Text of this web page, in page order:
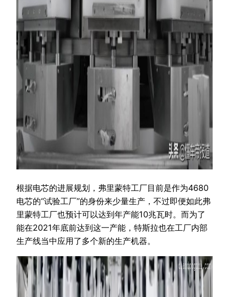
根据电芯的进展规划，弗里蒙特工厂目前是作为4680
电芯的“试验工厂”的身份来少量生产，不过即便如此弗
里蒙特工厂也预计可以达到年产能10兆瓦时。而为了
能在2021年底前达到这一产能，特斯拉也在工厂内部
生产线当中应用了多个新的生产机器。